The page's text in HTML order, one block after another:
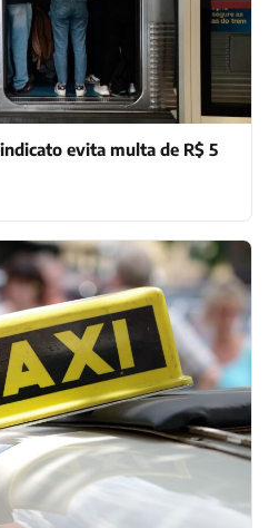
evita multa de R$ 5